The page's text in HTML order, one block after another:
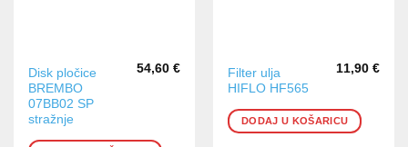
Disk pločice
BREMBO
07BB02 SP
stražnje
54,60 €
Filter ulja
HIFLO HF565
11,90 €
DODAJ U KOŠARICU